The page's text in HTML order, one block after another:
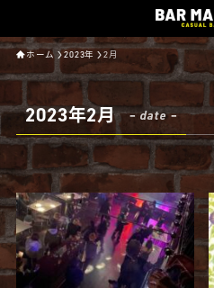
ホーム 2023年 2月
2023年2月 – date –